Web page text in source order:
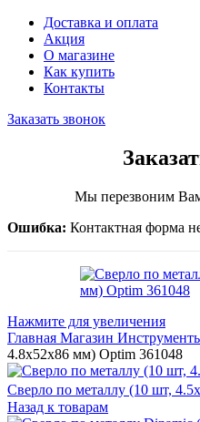
Доставка и оплата
Акция
О магазине
Как купить
Контакты
Заказать звонок
Мы перезвоним
Ошибка: Контактная форма
Нажмите для увеличения
Главная Магазин
4.8х52х86 мм) Optim 361048
Сверло по металлу (10 шт,
Назад к товарам